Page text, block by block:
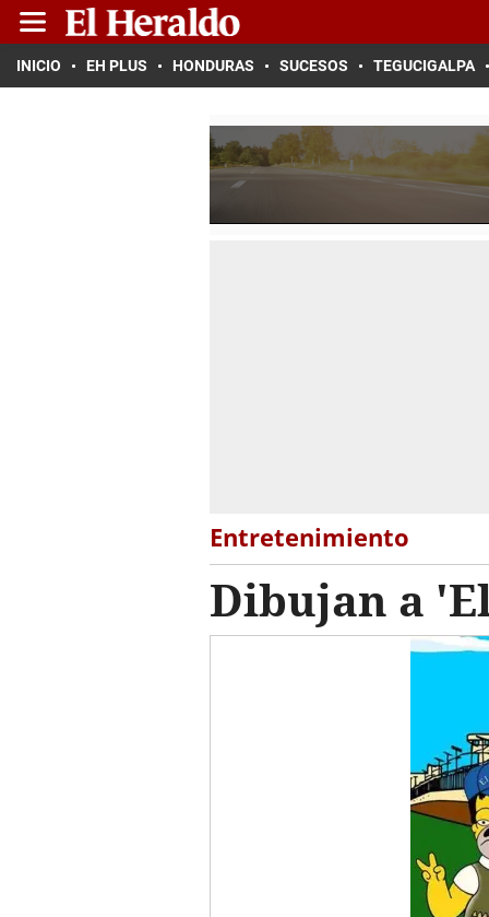
INICIO EH PLUS HONDURAS SUCESOS TEGUCIGALPA
Entretenimiento
Dibujan a